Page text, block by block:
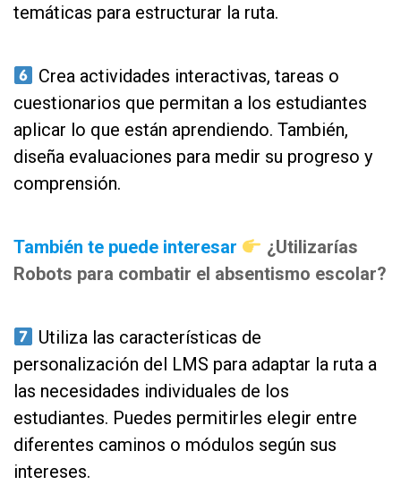
temáticas para estructurar la ruta.
Crea actividades interactivas, tareas o
cuestionarios que permitan a los estudiantes
aplicar lo que están aprendiendo. También,
diseña evaluaciones para medir su progreso y
comprensión.
También te puede interesar
¿Utilizarías
Robots para combatir el absentismo escolar?
Utiliza las características de
personalización del LMS para adaptar la ruta a
las necesidades individuales de los
estudiantes. Puedes permitirles elegir entre
diferentes caminos o módulos según sus
intereses.